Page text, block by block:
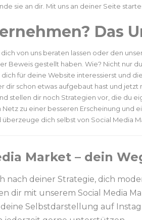
sie an dir. Mit uns an deiner Seite
Das
von uns beraten lassen oder den
Beweis gestellt haben. Wie? Nicht nur
für deine Website interessierst und
dir schon etwas aufgebaut hast und
stellen dir noch Strategien vor, die du
Netz zu einer besseren Erscheinung und
überzeuge dich selbst von Social Media
Market – dein
nach deiner Strategie, dich
dir mit unserem Social Media
Selbstdarstellung auf